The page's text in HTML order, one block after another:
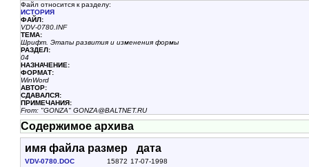
Файл относится к разделу:
ИСТОРИЯ
ФАЙЛ:
VDV-0780.INF
ТЕМА:
Шрифт. Этапы развития и изменения формы
РАЗДЕЛ:
04
НАЗHАЧЕНИЕ:
ФОРМАТ:
WinWord
АВТОР:
СДАВАЛСЯ:
ПРИМЕЧАНИЯ:
From: "GONZA" GONZA@BALTNET.RU
Содержимое архива
имя файла размер дата
VDV-0780.DOC 15872 17-07-1998